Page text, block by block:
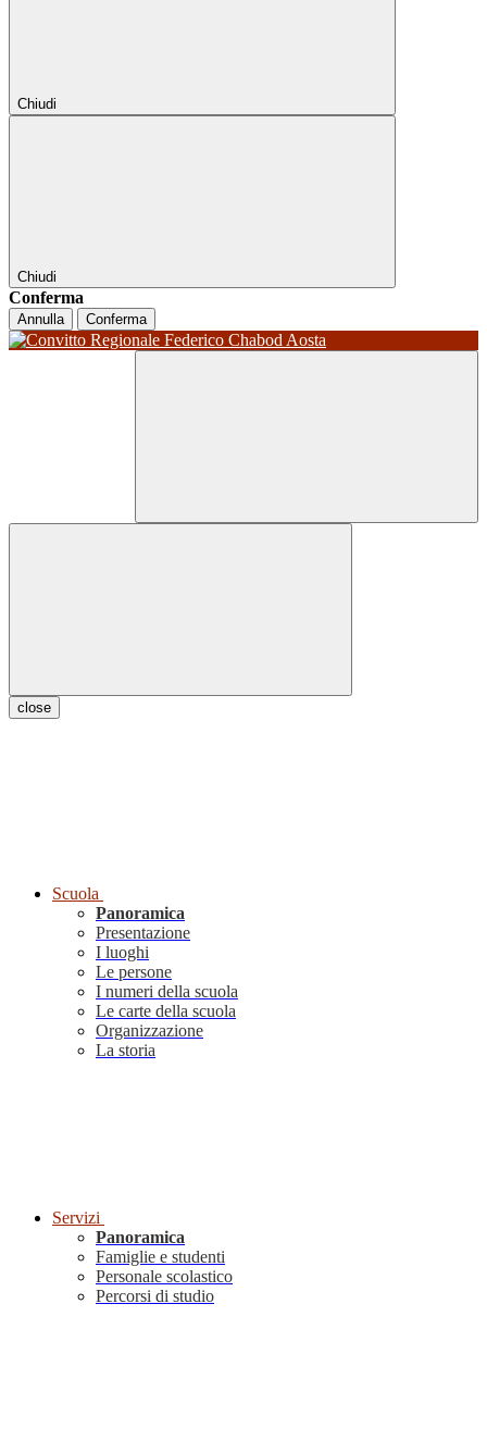
Chiudi
Chiudi
Conferma
Annulla Conferma
close
Scuola
Panoramica
Presentazione
I luoghi
Le persone
I numeri della scuola
Le carte della scuola
Organizzazione
La storia
Servizi
Panoramica
Famiglie e studenti
Personale scolastico
Percorsi di studio